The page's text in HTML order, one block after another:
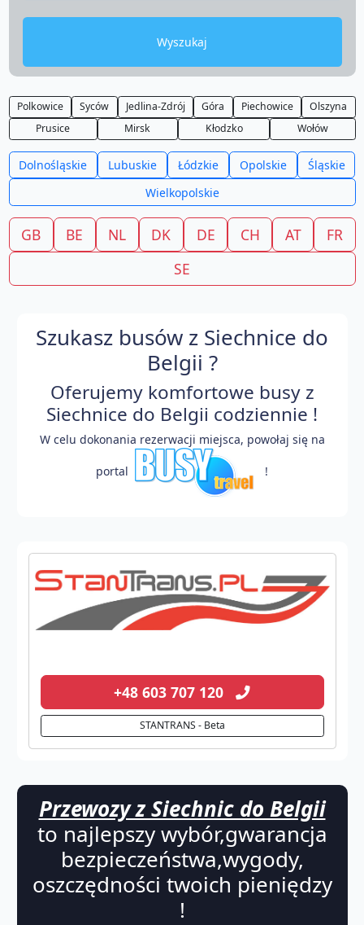
Wyszukaj
Polkowice Syców Jedlina-Zdrój Góra Piechowice
Olszyna
Prusice
Mirsk Kłodzko Wołów
Dolnośląskie Lubuskie Łódzkie Opolskie
Śląskie
Wielkopolskie
GB BE NL DK DE CH AT
FR
SE
Szukasz busów z Siechnice do
Belgii ?
Oferujemy komfortowe busy z
Siechnice do Belgii codziennie !
W celu dokonania rezerwacji miejsca, powołaj się na
portal !
+48 603 707 120
STANTRANS - Beta
Przewozy z Siechnic do Belgii
to najlepszy wybór,gwarancja
bezpieczeństwa,wygody,
oszczędności twoich pieniędzy
!